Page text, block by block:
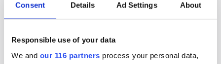
Consent Details Ad Settings About
Responsible use of your data
We and our 116 partners process your personal data,